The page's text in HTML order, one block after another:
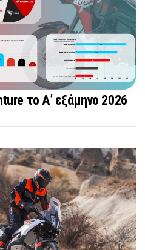
το Α’ εξάμηνο 2026